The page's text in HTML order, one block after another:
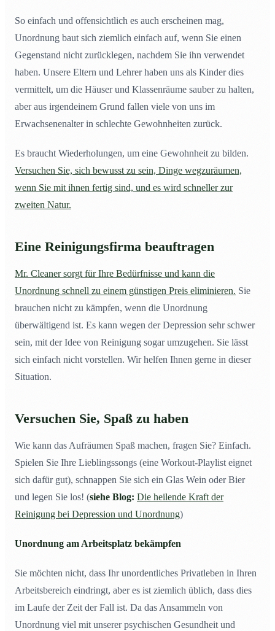
So einfach und offensichtlich es auch erscheinen mag,
Unordnung baut sich ziemlich einfach auf, wenn Sie einen
Gegenstand nicht zurücklegen, nachdem Sie ihn verwendet
haben. Unsere Eltern und Lehrer haben uns als Kinder dies
vermittelt, um die Häuser und Klassenräume sauber zu halten,
aber aus irgendeinem Grund fallen viele von uns im
Erwachsenenalter in schlechte Gewohnheiten zurück.
Es braucht Wiederholungen, um eine Gewohnheit zu bilden.
Versuchen Sie, sich bewusst zu sein, Dinge wegzuräumen,
wenn Sie mit ihnen fertig sind, und es wird schneller zur
zweiten Natur.
Eine Reinigungsfirma beauftragen
Mr. Cleaner sorgt für Ihre Bedürfnisse und kann die
Unordnung schnell zu einem günstigen Preis eliminieren. Sie
brauchen nicht zu kämpfen, wenn die Unordnung
überwältigend ist. Es kann wegen der Depression sehr schwer
sein, mit der Idee von Reinigung sogar umzugehen. Sie lässt
sich einfach nicht vorstellen. Wir helfen Ihnen gerne in dieser
Situation.
Versuchen Sie, Spaß zu haben
Wie kann das Aufräumen Spaß machen, fragen Sie? Einfach.
Spielen Sie Ihre Lieblingssongs (eine Workout-Playlist eignet
sich dafür gut), schnappen Sie sich ein Glas Wein oder Bier
und legen Sie los! (siehe Blog: Die heilende Kraft der
Reinigung bei Depression und Unordnung)
Unordnung am Arbeitsplatz bekämpfen
Sie möchten nicht, dass Ihr unordentliches Privatleben in Ihren
Arbeitsbereich eindringt, aber es ist ziemlich üblich, dass dies
im Laufe der Zeit der Fall ist. Da das Ansammeln von
Unordnung viel mit unserer psychischen Gesundheit und